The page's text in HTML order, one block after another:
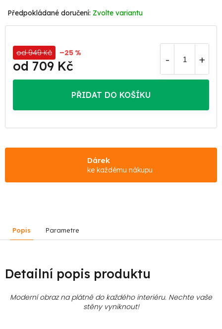
Zvolte variantu
od 949 Kč –25 %
od 709 Kč
PŘIDAT DO KOŠÍKU
Dárek
ke každému nákupu
Popis Parametre
Detailní popis produktu
Moderní obraz na plátně do každého interiéru. Nechte vaše
stěny vyniknout!